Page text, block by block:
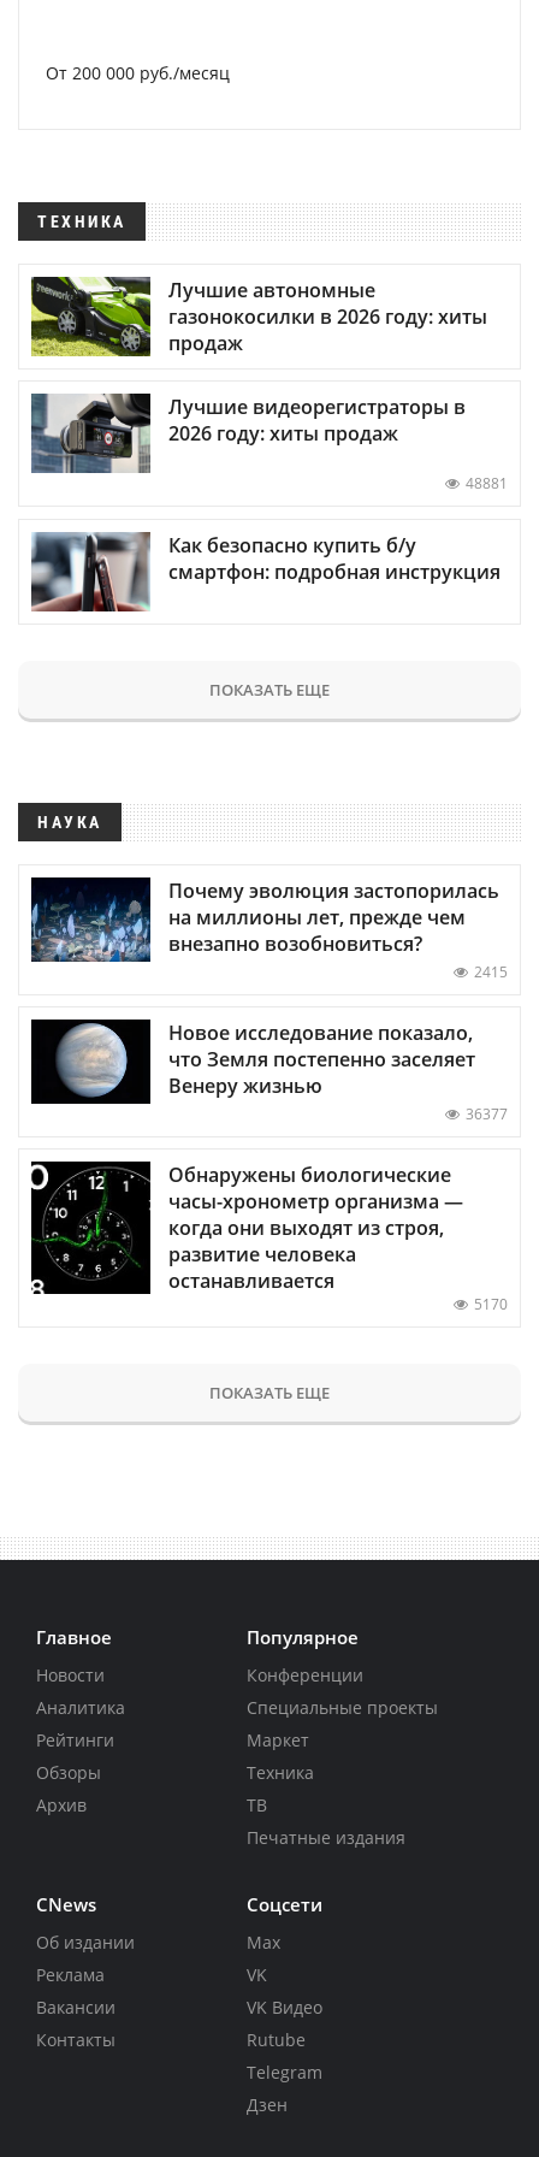
От 200 000 руб./месяц
ТЕХНИКА
Лучшие автономные
газонокосилки в 2026 году: хиты
продаж
Лучшие видеорегистраторы в
2026 году: хиты продаж
48881
Как безопасно купить б/у
смартфон: подробная инструкция
ПОКАЗАТЬ ЕЩЕ
НАУКА
Почему эволюция застопорилась
на миллионы лет, прежде чем
внезапно возобновиться?
2415
Новое исследование показало,
что Земля постепенно заселяет
Венеру жизнью
36377
Обнаружены биологические
часы-хронометр организма —
когда они выходят из строя,
развитие человека
останавливается
5170
ПОКАЗАТЬ ЕЩЕ
Главное
Новости
Аналитика
Рейтинги
Обзоры
Архив
Популярное
Конференции
Специальные проекты
Маркет
Техника
ТВ
Печатные издания
CNews
Об издании
Реклама
Вакансии
Контакты
Соцсети
Max
VK
VK Видео
Rutube
Telegram
Дзен